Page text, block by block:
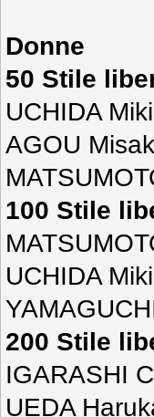
Donne
50 Stile
AGOU
100 Stile
200 Stile
UEDA